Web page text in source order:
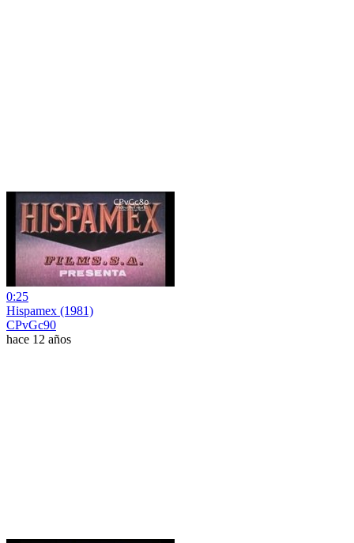
0:25
Hispamex (1981)
CPvGc90
hace 12 años